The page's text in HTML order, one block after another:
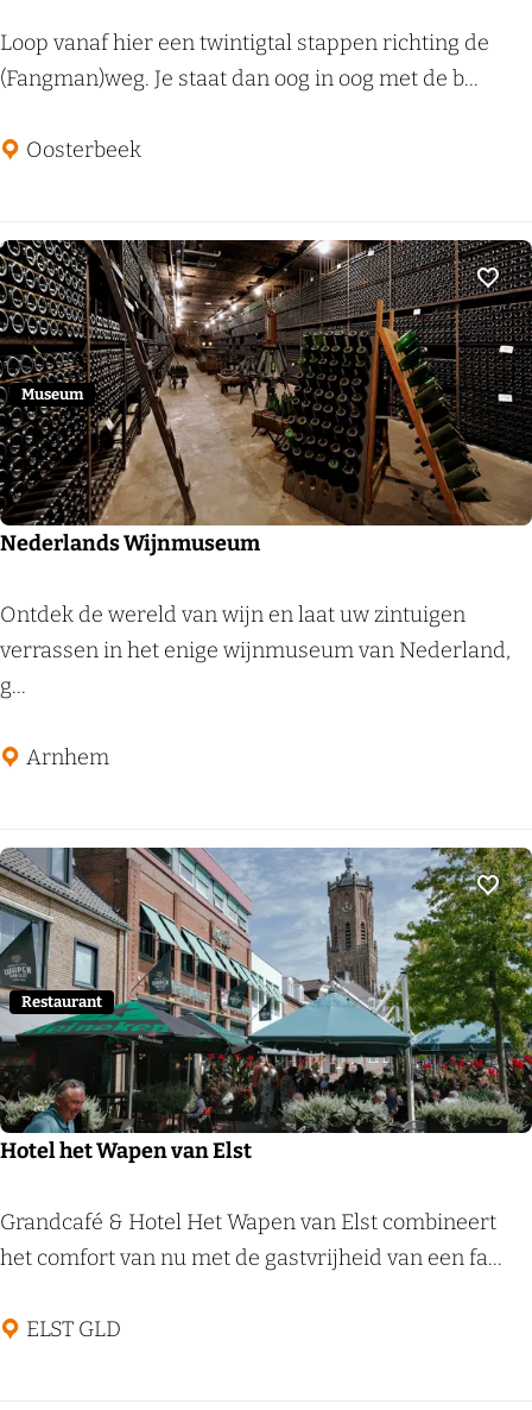
2
3
V
L
e
n
n
e
p
Loop vanaf hier een twintigtal stappen richting de
(Fangman)weg. Je staat dan oog in oog met de b...
Oosterbeek
Nederlands Wijnmuseum
N
e
d
r
n
d
s
W
i
j
n
m
u
e
u
Ontdek de wereld van wijn en laat uw zintuigen
verrassen in het enige wijnmuseum van Nederland,
g...
Arnhem
Museum
Hotel het Wapen van Elst
H
o
e
Grandcafé & Hotel Het Wapen van Elst combineert
het comfort van nu met de gastvrijheid van een fa...
ELST GLD
Restaurant